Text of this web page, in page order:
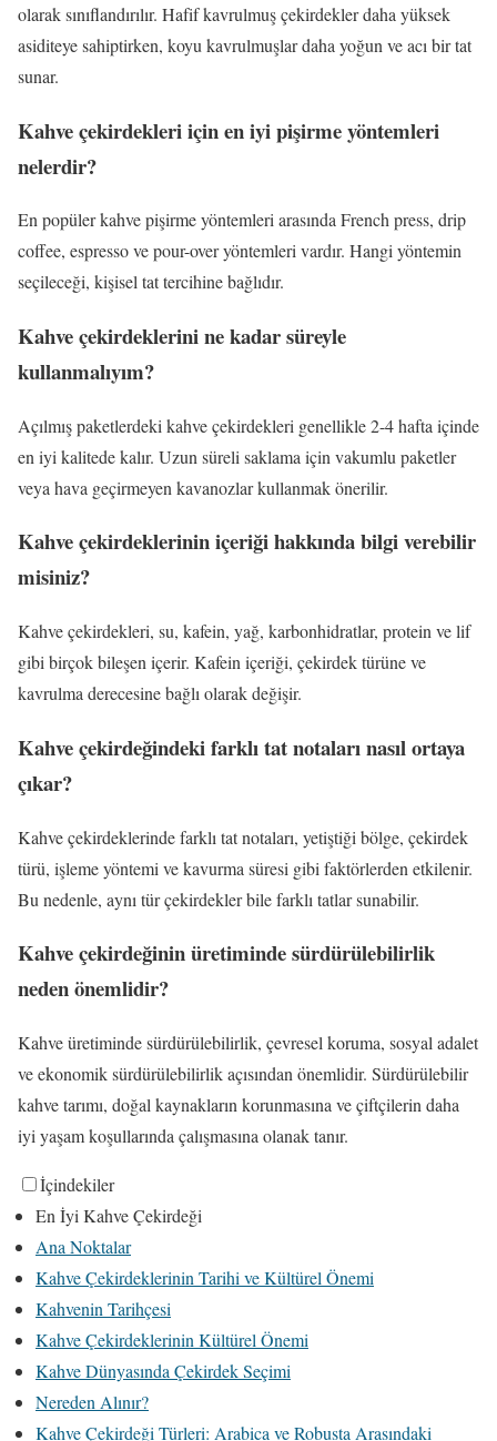
olarak sınıflandırılır. Hafif kavrulmuş çekirdekler daha yüksek
asiditeye sahiptirken, koyu kavrulmuşlar daha yoğun ve acı bir tat
sunar.
Kahve çekirdekleri için en iyi pişirme yöntemleri
nelerdir?
En popüler kahve pişirme yöntemleri arasında French press, drip
coffee, espresso ve pour-over yöntemleri vardır. Hangi yöntemin
seçileceği, kişisel tat tercihine bağlıdır.
Kahve çekirdeklerini ne kadar süreyle
kullanmalıyım?
Açılmış paketlerdeki kahve çekirdekleri genellikle 2-4 hafta içinde
en iyi kalitede kalır. Uzun süreli saklama için vakumlu paketler
veya hava geçirmeyen kavanozlar kullanmak önerilir.
Kahve çekirdeklerinin içeriği hakkında bilgi verebilir
misiniz?
Kahve çekirdekleri, su, kafein, yağ, karbonhidratlar, protein ve lif
gibi birçok bileşen içerir. Kafein içeriği, çekirdek türüne ve
kavrulma derecesine bağlı olarak değişir.
Kahve çekirdeğindeki farklı tat notaları nasıl ortaya
çıkar?
Kahve çekirdeklerinde farklı tat notaları, yetiştiği bölge, çekirdek
türü, işleme yöntemi ve kavurma süresi gibi faktörlerden etkilenir.
Bu nedenle, aynı tür çekirdekler bile farklı tatlar sunabilir.
Kahve çekirdeğinin üretiminde sürdürülebilirlik
neden önemlidir?
Kahve üretiminde sürdürülebilirlik, çevresel koruma, sosyal adalet
ve ekonomik sürdürülebilirlik açısından önemlidir. Sürdürülebilir
kahve tarımı, doğal kaynakların korunmasına ve çiftçilerin daha
iyi yaşam koşullarında çalışmasına olanak tanır.
İçindekiler
En İyi Kahve Çekirdeği
Ana Noktalar
Kahve Çekirdeklerinin Tarihi ve Kültürel Önemi
Kahvenin Tarihçesi
Kahve Çekirdeklerinin Kültürel Önemi
Kahve Dünyasında Çekirdek Seçimi
Nereden Alınır?
Kahve Çekirdeği Türleri: Arabica ve Robusta Arasındaki